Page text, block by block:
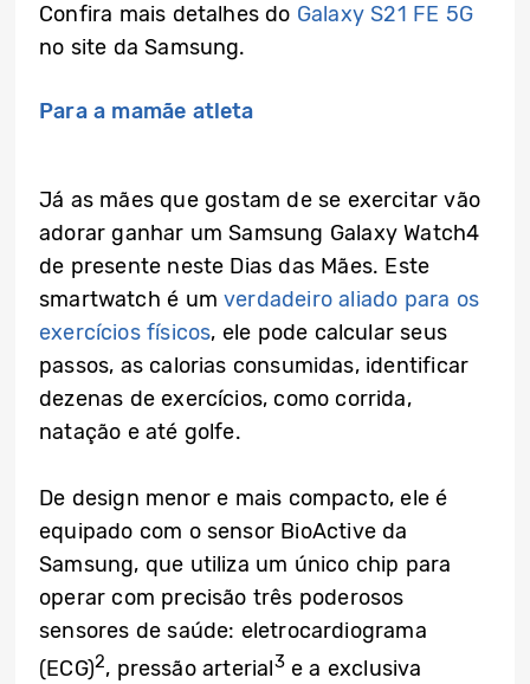
Confira mais detalhes do Galaxy S21 FE 5G
no site da Samsung.
Para a mamãe atleta
Já as mães que gostam de se exercitar vão
adorar ganhar um Samsung Galaxy Watch4
de presente neste Dias das Mães. Este
smartwatch é umverdadeiro aliado para os
exercícios físicos, ele pode calcular seus
passos, as calorias consumidas, identificar
dezenas de exercícios, como corrida,
natação e até golfe.
De design menor e mais compacto, ele é
equipado com o sensor BioActive da
Samsung, que utiliza um único chip para
operar com precisão três poderosos
sensores de saúde: eletrocardiograma
(ECG)2, pressão arterial3e a exclusiva